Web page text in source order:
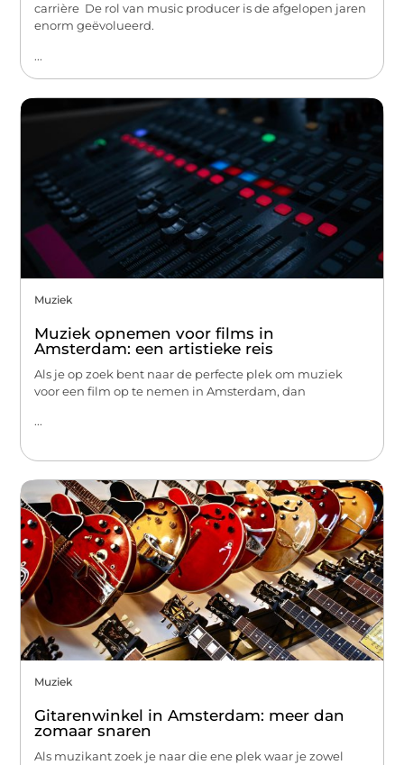
carrière De rol van music producer is de afgelopen jaren
enorm geëvolueerd.
...
Muziek
Muziek opnemen voor films in
Amsterdam: een artistieke reis
Als je op zoek bent naar de perfecte plek om muziek
voor een film op te nemen in Amsterdam, dan
...
Muziek
Gitarenwinkel in Amsterdam: meer dan
zomaar snaren
Als muzikant zoek je naar die ene plek waar je zowel